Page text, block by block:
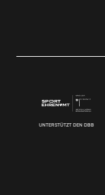
UNTERSTÜTZT DEN DBB